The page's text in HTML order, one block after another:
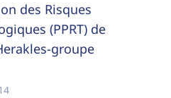
des Risques
(PPRT) de
groupe